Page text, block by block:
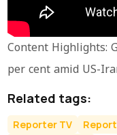
Content Highlights:
per cent amid US-
Related tags:
Reporter TV